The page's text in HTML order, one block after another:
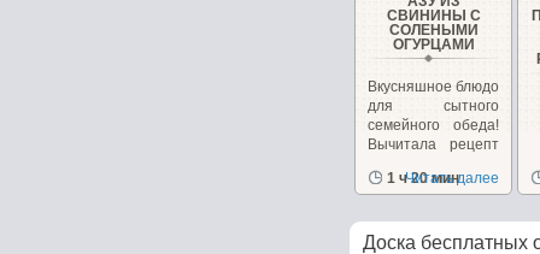
СВИНИНЫ С
СОЛЕНЫМИ
ОГУРЦАМИ
Вкусняшное блюдо
для сытного
семейного обеда!
Вычитала рецепт
1 ч 20 мин
Читать далее
Доска бесплатных